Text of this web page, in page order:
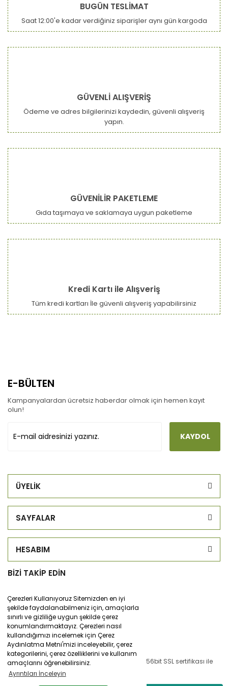
Çerezleri Kullanıyoruz Sitemizden en iyi
şekilde faydalanabilmeniz için, amaçlarla
sınırlı ve gizliliğe uygun şekilde çerez
konumlandırmaktayız. Çerezleri nasıl
kullandığımızı incelemek için Çerez
Aydınlatma Metni'mizi inceleyebilir, çerez
kategorilerini, çerez özelliklerini ve kullanım
amaçlarını öğrenebilirsiniz.
Ayrıntıları İnceleyin
Gönder
BUGÜN TESLİMAT
Saat 12:00'e kadar verdiğiniz siparişler aynı gün kargoda
GÜVENLİ ALIŞVERİŞ
Ödeme ve adres bilgilerinizi kaydedin, güvenli alışveriş
yapın.
GÜVENİLİR PAKETLEME
Gıda taşımaya ve saklamaya uygun paketleme
Kredi Kartı ile Alışveriş
Tüm kredi kartları İle güvenli alışveriş yapabilirsiniz
E-BÜLTEN
Kampanyalardan ücretsiz haberdar olmak için hemen kayıt
olun!
KAYDOL
ÜYELİK
SAYFALAR
HESABIM
BİZİ TAKİP EDİN
© Tüm hakları saklıdır. Kredi kartı bilgileriniz 256bit SSL sertifikası ile
korunmaktadır.